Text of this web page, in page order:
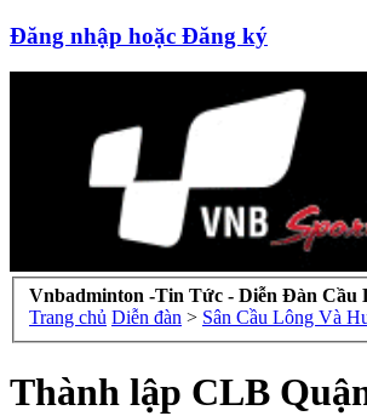
Đăng nhập hoặc Đăng ký
Vnbadminton -Tin Tức - Diễn Đàn Cầu
Trang chủ Diễn đàn > Sân Cầu Lông Và
Thành lập CLB